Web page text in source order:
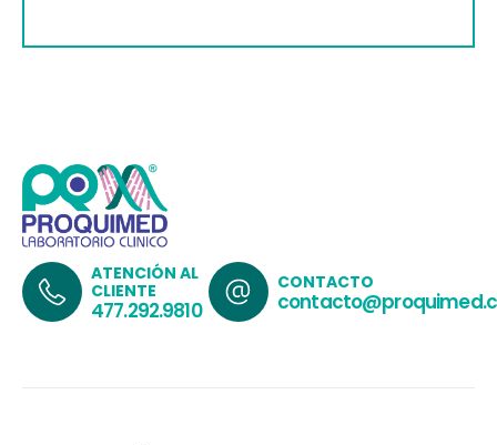
ATENCIÓN AL
CLIENTE
477.292.9810
CONTACTO